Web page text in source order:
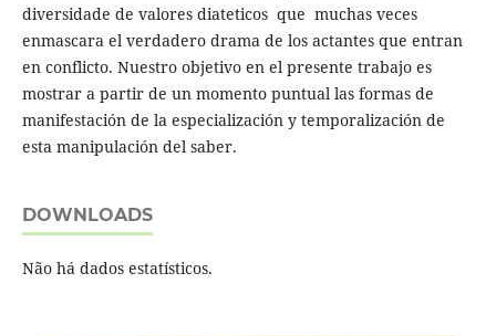
diversidade de valores diateticos que muchas veces
enmascara el verdadero drama de los actantes que entran
en conflicto. Nuestro objetivo en el presente trabajo es
mostrar a partir de un momento puntual las formas de
manifestación de la especialización y temporalización de
esta manipulación del saber.
DOWNLOADS
Não há dados estatísticos.